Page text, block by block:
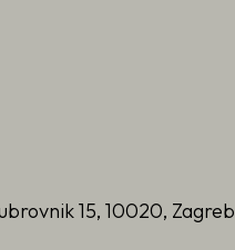
15, 10020, Zagreb